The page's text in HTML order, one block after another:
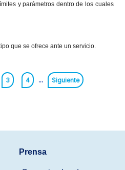
y parámetros dentro de los cuales
que se ofrece ante un servicio.
3 4 ... Siguiente
Prensa